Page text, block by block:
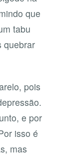
que
tabu
quebrar
pois
e por
isso é
mas